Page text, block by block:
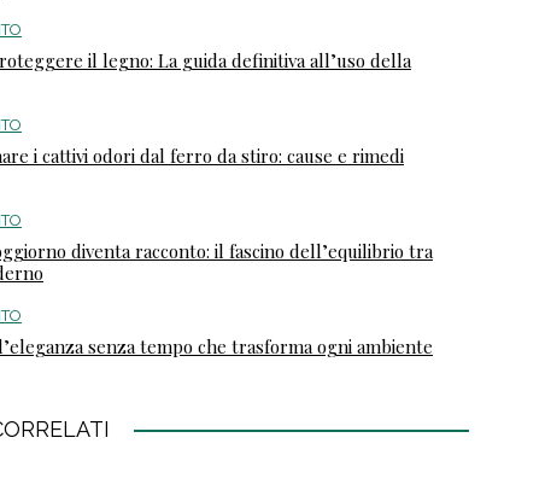
il legno: La guida definitiva all’uso della
i cattivi odori dal ferro da stiro: cause e rimedi
diventa racconto: il fascino dell’equilibrio tra
senza tempo che trasforma ogni ambiente